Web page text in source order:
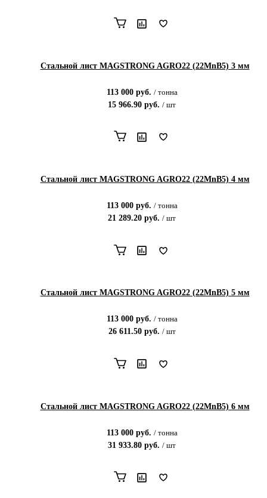
Стальной лист MAGSTRONG AGRO22 (22MnB5) 3 мм
113 000руб. / тонна
15 966.90 руб. / шт
Стальной лист MAGSTRONG AGRO22 (22MnB5) 4 мм
113 000руб. / тонна
21 289.20 руб. / шт
Стальной лист MAGSTRONG AGRO22 (22MnB5) 5 мм
113 000руб. / тонна
26 611.50руб. / шт
Стальной лист MAGSTRONG AGRO22 (22MnB5) 6 мм
113 000руб. / тонна
31 933.80 руб. / шт